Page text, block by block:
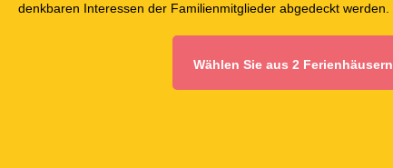
denkbaren Interessen der Familienmitglieder abgedeckt werden.
Wählen Sie aus 2 Ferienhäusern